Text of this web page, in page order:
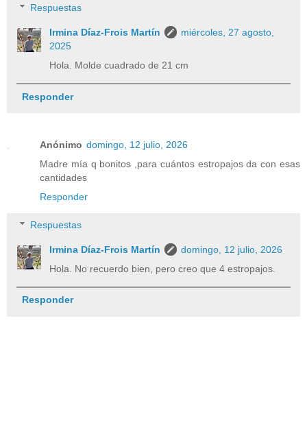
Respuestas
Irmina Díaz-Frois Martín
miércoles, 27 agosto,
2025
Hola. Molde cuadrado de 21 cm
Responder
Anónimo domingo, 12 julio, 2026
Madre mía q bonitos ,para cuántos estropajos da con esas
cantidades
Responder
Respuestas
Irmina Díaz-Frois Martín
domingo, 12 julio, 2026
Hola. No recuerdo bien, pero creo que 4 estropajos.
Responder